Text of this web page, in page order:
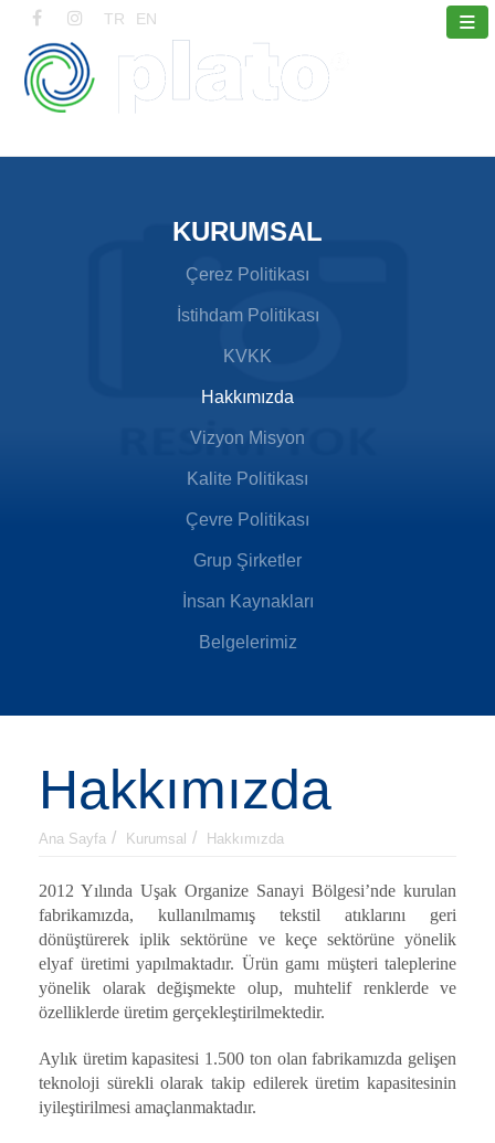
≡
TR EN
KURUMSAL
Çerez Politikası
İstihdam Politikası
KVKK
Hakkımızda
Vizyon Misyon
Kalite Politikası
Çevre Politikası
Grup Şirketler
İnsan Kaynakları
Belgelerimiz
Hakkımızda
Ana Sayfa Kurumsal Hakkımızda
2012 Yılında Uşak Organize Sanayi Bölgesi’nde kurulan
fabrikamızda, kullanılmamış tekstil atıklarını geri
dönüştürerek iplik sektörüne ve keçe sektörüne yönelik
elyaf üretimi yapılmaktadır. Ürün gamı müşteri taleplerine
yönelik olarak değişmekte olup, muhtelif renklerde ve
özelliklerde üretim gerçekleştirilmektedir.
Aylık üretim kapasitesi 1.500 ton olan fabrikamızda gelişen
teknoloji sürekli olarak takip edilerek üretim kapasitesinin
iyileştirilmesi amaçlanmaktadır.